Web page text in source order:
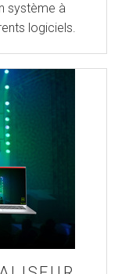
système à
logiciels.